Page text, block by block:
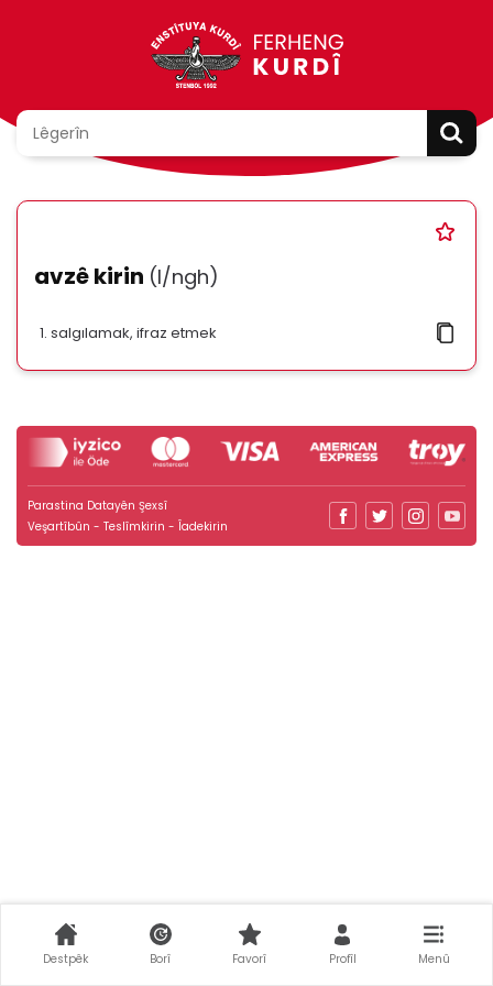
avzê kirin (l/ngh)
salgılamak, ifraz etmek
Parastina Datayên Şexsî
Veşartîbûn - Teslîmkirin - Îadekirin
Destpêk Borî Favorî Profîl Menû